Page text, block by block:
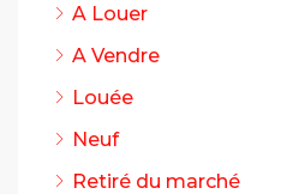
A Louer
A Vendre
Louée
Neuf
Retiré du marché